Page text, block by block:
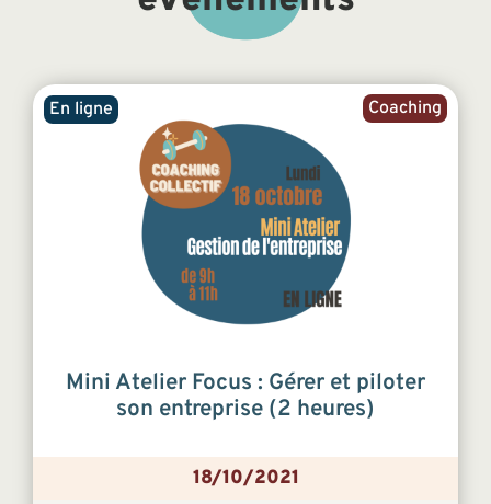
Coaching
En ligne
Mini Atelier Focus : Gérer et piloter
son entreprise (2 heures)
18/10/2021